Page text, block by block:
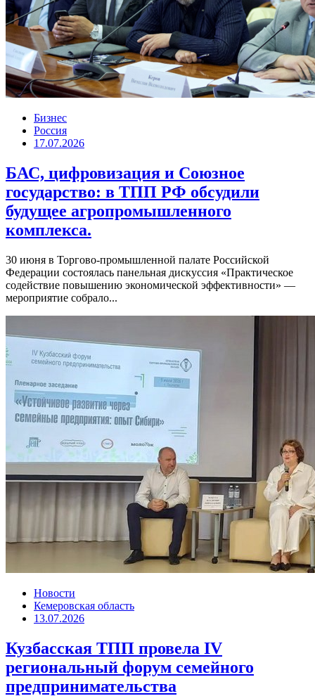
Бизнес
Россия
17.07.2026
БАС, цифровизация и Союзное
государство: в ТПП РФ обсудили
будущее агропромышленного
комплекса.
30 июня в Торгово-промышленной палате Российской
Федерации состоялась панельная дискуссия «Практическое
содействие повышению экономической эффективности» —
мероприятие собрало...
Новости
Кемеровская область
13.07.2026
Кузбасская ТПП провела IV
региональный форум семейного
предпринимательства